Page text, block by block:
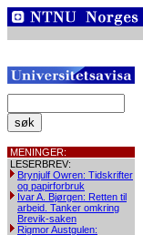
MENINGER:
LESERBREV:
Brynjulf Owren: Tidskrifter
og papirforbruk
Ivar A. Bjørgen: Retten til
arbeid. Tanker omkring
Brevik-saken
Rigmor Austgulen: